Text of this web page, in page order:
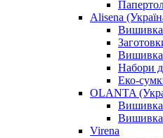
Alisena
Вишивка
Вишивка
Набори
Еко-
OLANTA
Вишивка
Virena